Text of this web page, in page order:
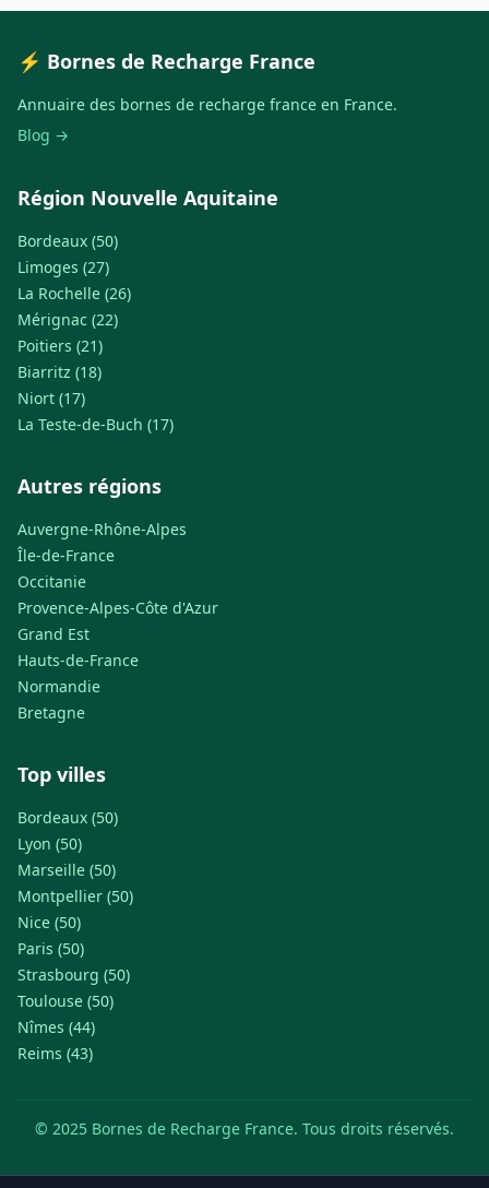
⚡ Bornes de Recharge France
Annuaire des bornes de recharge france en France.
Blog →
Région Nouvelle Aquitaine
Bordeaux (50)
Limoges (27)
La Rochelle (26)
Mérignac (22)
Poitiers (21)
Biarritz (18)
Niort (17)
La Teste-de-Buch (17)
Autres régions
Auvergne-Rhône-Alpes
Île-de-France
Occitanie
Provence-Alpes-Côte d'Azur
Grand Est
Hauts-de-France
Normandie
Bretagne
Top villes
Bordeaux (50)
Lyon (50)
Marseille (50)
Montpellier (50)
Nice (50)
Paris (50)
Strasbourg (50)
Toulouse (50)
Nîmes (44)
Reims (43)
© 2025 Bornes de Recharge France. Tous droits réservés.